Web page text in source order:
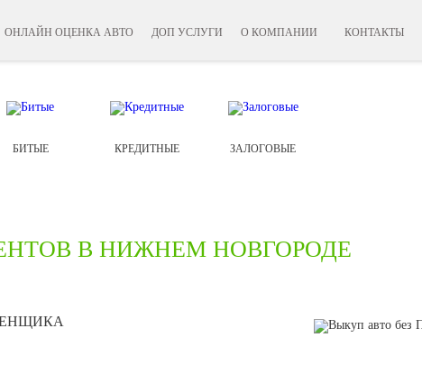
ОНЛАЙН ОЦЕНКА АВТО ДОП УСЛУГИ О КОМПАНИИ КОНТАКТЫ
БИТЫЕ КРЕДИТНЫЕ ЗАЛОГОВЫЕ
В НИЖНЕМ НОВГОРОДЕ